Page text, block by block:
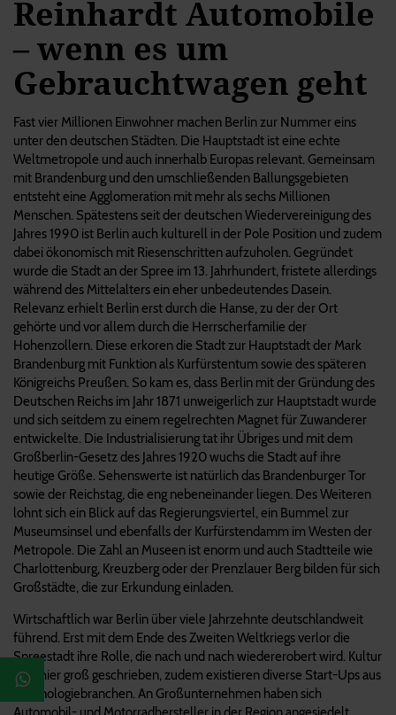
Reinhardt Automobile
– wenn es um
Gebrauchtwagen geht
Fast vier Millionen Einwohner machen Berlin zur Nummer eins
unter den deutschen Städten. Die Hauptstadt ist eine echte
Weltmetropole und auch innerhalb Europas relevant. Gemeinsam
mit Brandenburg und den umschließenden Ballungsgebieten
entsteht eine Agglomeration mit mehr als sechs Millionen
Menschen. Spätestens seit der deutschen Wiedervereinigung des
Jahres 1990 ist Berlin auch kulturell in der Pole Position und zudem
dabei ökonomisch mit Riesenschritten aufzuholen. Gegründet
wurde die Stadt an der Spree im 13. Jahrhundert, fristete allerdings
während des Mittelalters ein eher unbedeutendes Dasein.
Relevanz erhielt Berlin erst durch die Hanse, zu der der Ort
gehörte und vor allem durch die Herrscherfamilie der
Hohenzollern. Diese erkoren die Stadt zur Hauptstadt der Mark
Brandenburg mit Funktion als Kurfürstentum sowie des späteren
Königreichs Preußen. So kam es, dass Berlin mit der Gründung des
Deutschen Reichs im Jahr 1871 unweigerlich zur Hauptstadt wurde
und sich seitdem zu einem regelrechten Magnet für Zuwanderer
entwickelte. Die Industrialisierung tat ihr Übriges und mit dem
Großberlin-Gesetz des Jahres 1920 wuchs die Stadt auf ihre
heutige Größe. Sehenswerte ist natürlich das Brandenburger Tor
sowie der Reichstag, die eng nebeneinander liegen. Des Weiteren
lohnt sich ein Blick auf das Regierungsviertel, ein Bummel zur
Museumsinsel und ebenfalls der Kurfürstendamm im Westen der
Metropole. Die Zahl an Museen ist enorm und auch Stadtteile wie
Charlottenburg, Kreuzberg oder der Prenzlauer Berg bilden für sich
Großstädte, die zur Erkundung einladen.
Wirtschaftlich war Berlin über viele Jahrzehnte deutschlandweit
führend. Erst mit dem Ende des Zweiten Weltkriegs verlor die
Spreestadt ihre Rolle, die nach und nach wiedererobert wird. Kultur
wird hier groß geschrieben, zudem existieren diverse Start-Ups aus
Technologiebranchen. An Großunternehmen haben sich